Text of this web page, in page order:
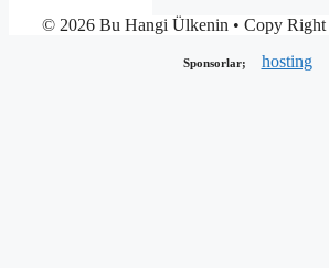
© 2026 Bu Hangi Ülkenin • Copy Right
Sponsorlar; hosting